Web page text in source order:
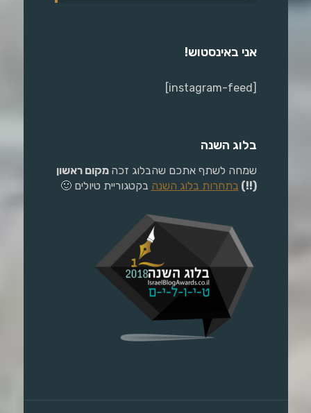
אני באינסטוש!
[instagram-feed]
בלוג השנה
שמחה לשתף אתכם שהבלוג זכה מקום ראשון
(!!) בתחרות בלוג השנה בקטגוריית טיולים 🙂